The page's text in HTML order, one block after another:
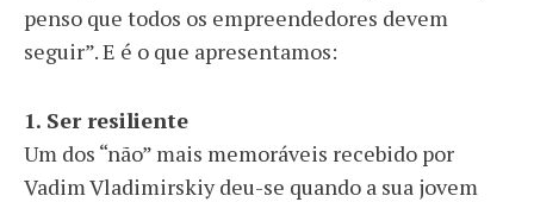
penso que todos os empreendedores devem
seguir”. E é o que apresentamos:
1. Ser resiliente
Um dos “não” mais memoráveis recebido por
Vadim Vladimirskiy deu-se quando a sua jovem